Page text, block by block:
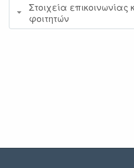
Στοιχεία
φοιτητών